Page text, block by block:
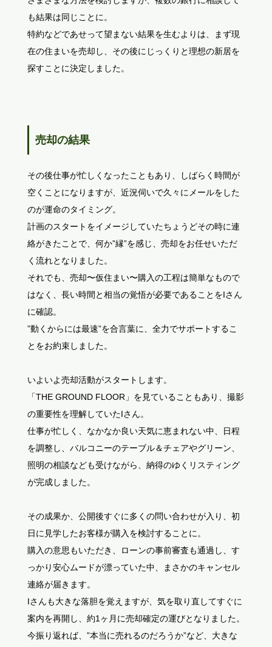
も結果は同じことに。
特約などであせって望まない結果を生むよりは、まず現
在の住まいを売却し、その後にじっくりと理想の新居を
探すことに決定しました。
売却の結果
その後仕事が忙しくなったこともあり、しばらく時間が
空くことになりますが、近況伺いで久々にメールをした
のが運命のタイミング。
計画のスタートをイメージしていたちょうどその時に連
絡がきたことで、何か”縁”を感じ、売却をお任せいただ
く流れとなりました。
それでも、売却〜仮住まい〜購入の工程は簡単なもので
はなく、長い時間と相当の覚悟が必要であることをIさん
に確認。
”動くからには最速”を合言葉に、全力でサポートするこ
とをお約束しました。
いよいよ売却活動がスタートします。
「THE GROUND FLOOR」を見ていることもあり、撮影
の重要性を理解していたIさん。
仕事が忙しく、なかなか良い天気に恵まれない中、日程
を調整し、バルコニーのテーブル＆チェアやグリーン、
照明の相談なども受けながら、納得のゆくリスティング
が完成しました。
その成果か、公開後すぐに多くの問い合わせが入り、初
日に見学したお客様が購入を検討することに。
購入の意思もいただき、ローンの事前審査も通過し、す
っかり安心ムードが漂っていた中、まさかのキャンセル
連絡が届きます。
Iさんも大きな落胆を覚えますが、気を取り直してすぐに
案内を再開し、約1ヶ月に売却確定の運びとなりました。
今振り返れば、”本当に売れるのだろうか”など、大きな